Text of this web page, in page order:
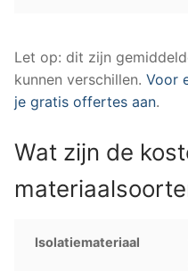
Let op: dit zijn
kunnen verschillen. Voor
je gratis offertes aan.
Wat zijn de
Isolatiemateriaal